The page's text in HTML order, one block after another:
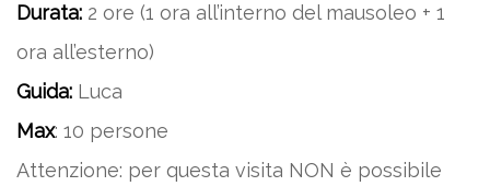
Durata: 2 ore (1 ora all’interno del mausoleo + 1
ora all’esterno)
Guida: Luca
Max: 10 persone
Attenzione: per questa visita NON è possibile